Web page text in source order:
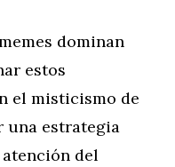
dominan
estos
el misticismo de
una estrategia
del